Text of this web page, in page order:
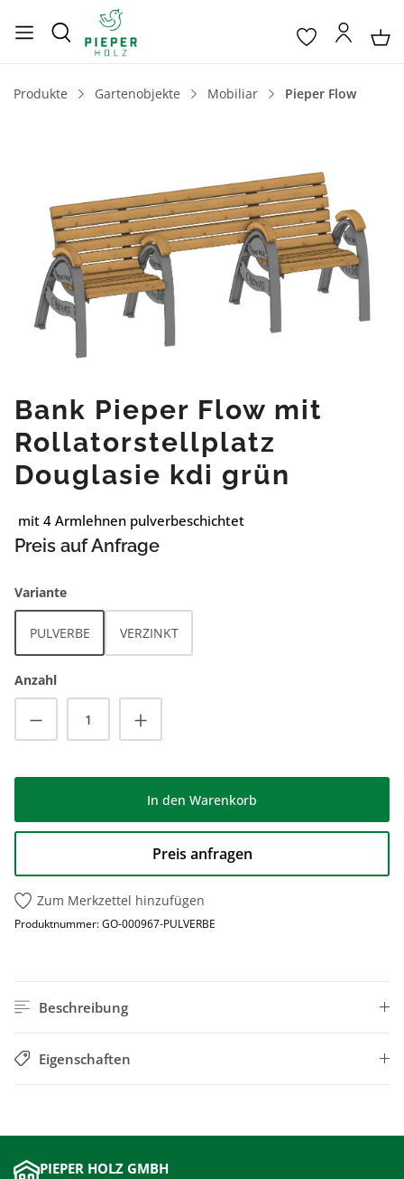
Produkte Gartenobjekte Mobiliar Pieper Flow
Bank Pieper Flow mit
Rollatorstellplatz
Douglasie kdi grün
mit 4 Armlehnen pulverbeschichtet
Preis auf Anfrage
Varianteauswählen
PULVERBE VERZINKT
Anzahl
Produkt Anzahl: Gib den gewünschten
In den Warenkorb
Preis anfragen
Zum Merkzettel hinzufügen
Produktnummer:GO-000967-PULVERBE
Beschreibung
Eigenschaften
PIEPER HOLZ GMBH